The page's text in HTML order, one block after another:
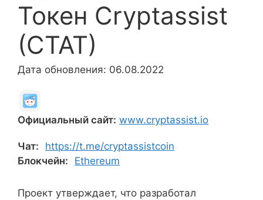
Токен Cryptassist
(CTAT)
Дата обновления: 06.08.2022
Официальный сайт: www.cryptassist.io
Чат:
https://t.me/cryptassistcoin
Блокчейн:
Ethereum
Проект утверждает, что разработал